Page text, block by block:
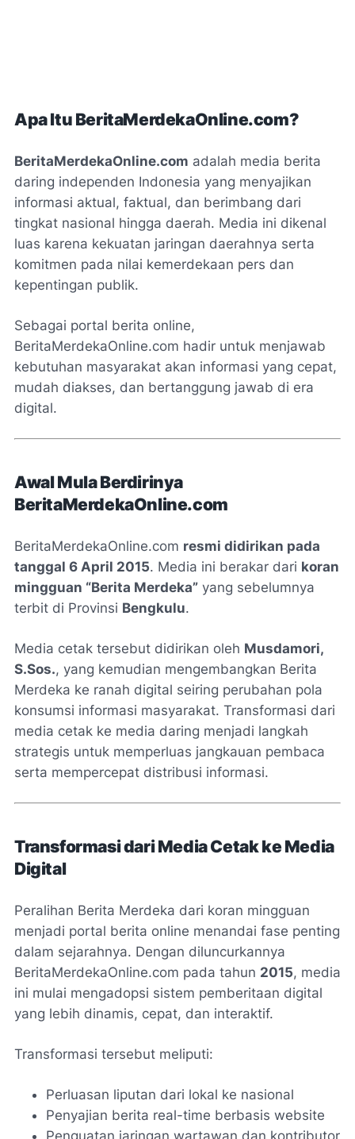
Apa Itu BeritaMerdekaOnline.com?
BeritaMerdekaOnline.com adalah media berita
daring independen Indonesia yang menyajikan
informasi aktual, faktual, dan berimbang dari
tingkat nasional hingga daerah. Media ini dikenal
luas karena kekuatan jaringan daerahnya serta
komitmen pada nilai kemerdekaan pers dan
kepentingan publik.
Sebagai portal berita online,
BeritaMerdekaOnline.com hadir untuk menjawab
kebutuhan masyarakat akan informasi yang cepat,
mudah diakses, dan bertanggung jawab di era
digital.
Awal Mula Berdirinya
BeritaMerdekaOnline.com
BeritaMerdekaOnline.com resmi didirikan pada
tanggal 6 April 2015. Media ini berakar dari koran
mingguan “Berita Merdeka” yang sebelumnya
terbit di Provinsi Bengkulu.
Media cetak tersebut didirikan oleh Musdamori,
S.Sos., yang kemudian mengembangkan Berita
Merdeka ke ranah digital seiring perubahan pola
konsumsi informasi masyarakat. Transformasi dari
media cetak ke media daring menjadi langkah
strategis untuk memperluas jangkauan pembaca
serta mempercepat distribusi informasi.
Transformasi dari Media Cetak ke Media
Digital
Peralihan Berita Merdeka dari koran mingguan
menjadi portal berita online menandai fase penting
dalam sejarahnya. Dengan diluncurkannya
BeritaMerdekaOnline.com pada tahun 2015, media
ini mulai mengadopsi sistem pemberitaan digital
yang lebih dinamis, cepat, dan interaktif.
Transformasi tersebut meliputi:
Perluasan liputan dari lokal ke nasional
Penyajian berita real-time berbasis website
Penguatan jaringan wartawan dan kontributor